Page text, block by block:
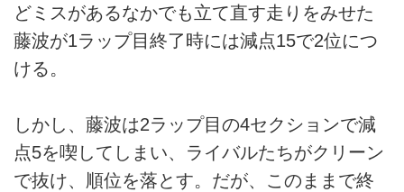
どミスがあるなかでも立て直す走りをみせた
藤波が1ラップ目終了時には減点15で2位につ
ける。
しかし、藤波は2ラップ目の4セクションで減
点5を喫してしまい、ライバルたちがクリーン
で抜け、順位を落とす。だが、このままで終